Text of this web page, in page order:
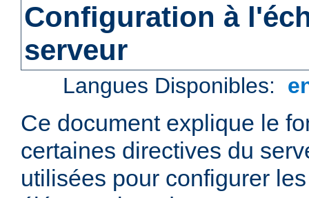
Configuration à
serveur
Langues Disponibles:
Ce document explique le
certaines directives du
utilisées pour configurer